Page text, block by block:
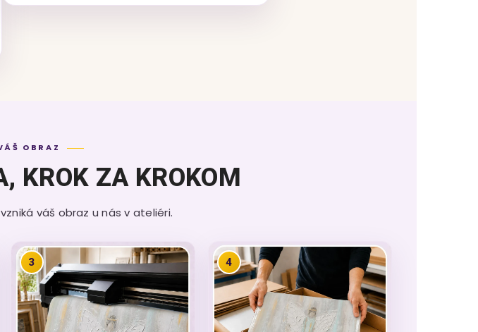
OBRAZ
KROK ZA KROKOM
váš obraz u nás v ateliéri.
3 4